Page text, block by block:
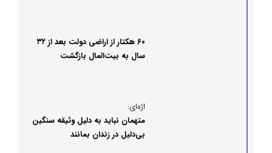
۶۰ هکتار از اراضی دولت بعد از ۳۲
سال به بیت‌المال بازگشت
اژه‌ای:
متهمان نباید به دلیل وثیقه سنگین
بی‌دلیل در زندان بمانند